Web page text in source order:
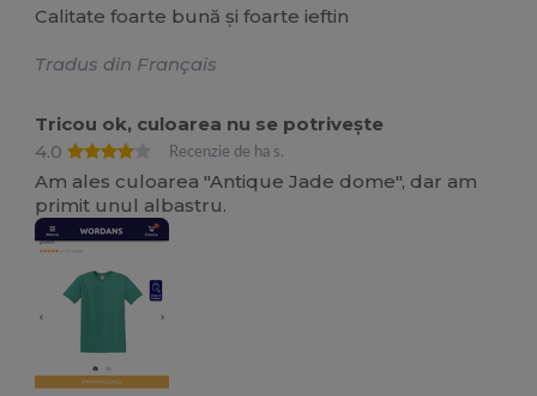
Calitate foarte bună și foarte ieftin
Tradus din Français
Tricou ok, culoarea nu se potrivește
4.0
Recenzie de ha s.
Am ales culoarea "Antique Jade dome", dar am
primit unul albastru.